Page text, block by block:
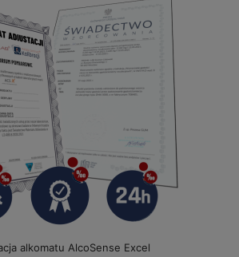
alkomatu AlcoSense Excel